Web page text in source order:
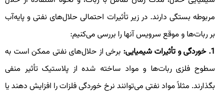
مربوطه بستگی دارند. در زیر تأثیرات احتمالی حلال‌های نفتی و پایه‌آب
بر ربات‌ها و موقع سرویس آنها را بررسی می‌کنیم:
برخی از حلال‌های نفتی ممکن است به
سطوح فلزی ربات‌ها و مواد ساخته شده از پلاستیک تأثیر منفی
بگذارند. مثلاً مواد نفتی می‌توانند نرخ خوردگی فلزات را افزایش دهند یا